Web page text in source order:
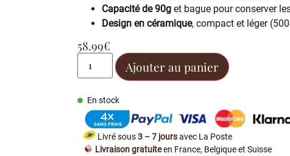
Capacité de 90get bague pour conserver
Design en céramique, compact et léger
58.99€
Ajouter au panier
En stock
Livré sous3 – 7 joursavec La Poste
Livraison gratuiteen France, Belgique et Suisse